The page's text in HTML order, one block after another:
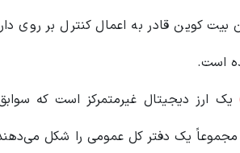
بیت کوین قادر به اعمال کنترل بر روی
است.
یک ارز دیجیتال غیرمتمرکز است که
یک دفتر کل عمومی را شکل